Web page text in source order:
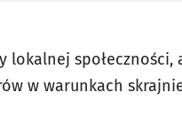
lokalnej społeczności,
w warunkach